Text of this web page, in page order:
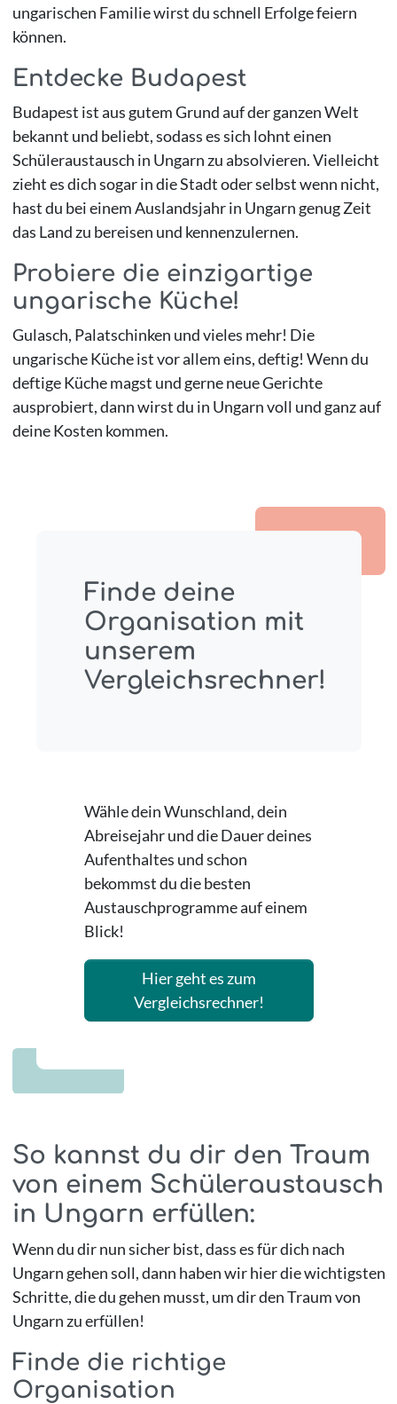
ungarischen Familie wirst du schnell Erfolge feiern
können.
Entdecke Budapest
Budapest ist aus gutem Grund auf der ganzen Welt
bekannt und beliebt, sodass es sich lohnt einen
Schüleraustausch in Ungarn zu absolvieren. Vielleicht
zieht es dich sogar in die Stadt oder selbst wenn nicht,
hast du bei einem Auslandsjahr in Ungarn genug Zeit
das Land zu bereisen und kennenzulernen.
Probiere die einzigartige
ungarische Küche!
Gulasch, Palatschinken und vieles mehr! Die
ungarische Küche ist vor allem eins, deftig! Wenn du
deftige Küche magst und gerne neue Gerichte
ausprobiert, dann wirst du in Ungarn voll und ganz auf
deine Kosten kommen.
Finde deine
Organisation mit
unserem
Vergleichsrechner!
Wähle dein Wunschland, dein
Abreisejahr und die Dauer deines
Aufenthaltes und schon
bekommst du die besten
Austauschprogramme auf einem
Blick!
Hier geht es zum
Vergleichsrechner!
So kannst du dir den Traum
von einem Schüleraustausch
in Ungarn erfüllen:
Wenn du dir nun sicher bist, dass es für dich nach
Ungarn gehen soll, dann haben wir hier die wichtigsten
Schritte, die du gehen musst, um dir den Traum von
Ungarn zu erfüllen!
Finde die richtige
Organisation